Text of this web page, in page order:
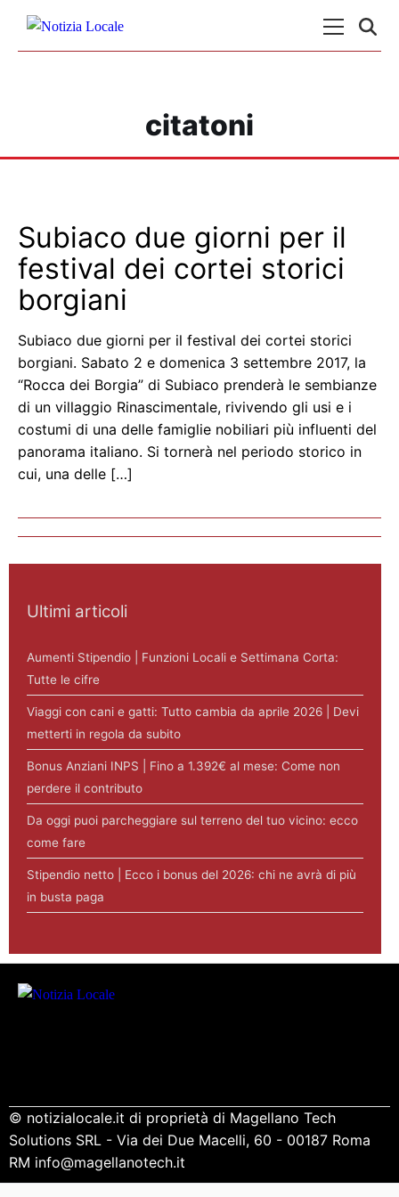
citatoni
Subiaco due giorni per il
festival dei cortei storici
borgiani
Subiaco due giorni per il festival dei cortei storici
borgiani. Sabato 2 e domenica 3 settembre 2017, la
“Rocca dei Borgia” di Subiaco prenderà le sembianze
di un villaggio Rinascimentale, rivivendo gli usi e i
costumi di una delle famiglie nobiliari più influenti del
panorama italiano. Si tornerà nel periodo storico in
cui, una delle […]
Ultimi articoli
Aumenti Stipendio | Funzioni Locali e Settimana Corta:
Tutte le cifre
Viaggi con cani e gatti: Tutto cambia da aprile 2026 | Devi
metterti in regola da subito
Bonus Anziani INPS | Fino a 1.392€ al mese: Come non
perdere il contributo
Da oggi puoi parcheggiare sul terreno del tuo vicino: ecco
come fare
Stipendio netto | Ecco i bonus del 2026: chi ne avrà di più
in busta paga
© notizialocale.it di proprietà di Magellano Tech
Solutions SRL - Via dei Due Macelli, 60 - 00187 Roma
RM info@magellanotech.it